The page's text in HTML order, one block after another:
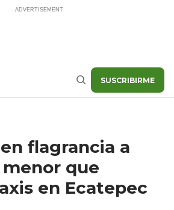
Buscar SUSCRIBIRME
flagrancia a
que
en Ecatepec